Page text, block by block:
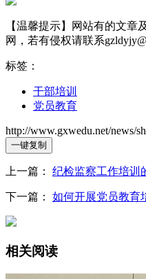
【温馨提示】网站有的文章
网，若有侵权请联系
标签：
干部培训
党员教育
http://www.gxwedu.net/news/
一键复制
上一篇： 纪检监察工作培训
下一篇： 如何开展党员教育
相关阅读